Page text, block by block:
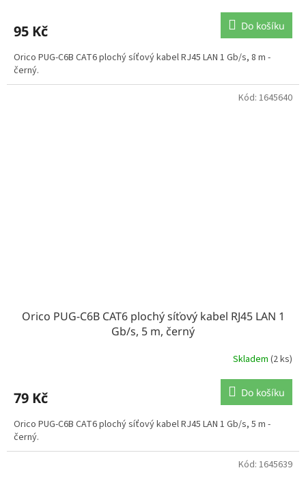
95 Kč Do košíku
Orico PUG-C6B CAT6 plochý síťový kabel RJ45 LAN 1 Gb/s, 8 m -
černý.
Orico PUG-C6B CAT6 plochý síťový kabel RJ45 LAN 1
Gb/s, 5 m, černý
Skladem (2 ks)
79 Kč Do košíku
Orico PUG-C6B CAT6 plochý síťový kabel RJ45 LAN 1 Gb/s, 5 m -
černý.
Kód: 1645640
Kód: 1645639